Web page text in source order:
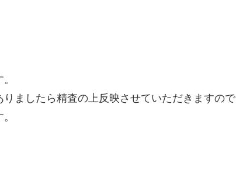
ましたら精査の上反映させていただきますので